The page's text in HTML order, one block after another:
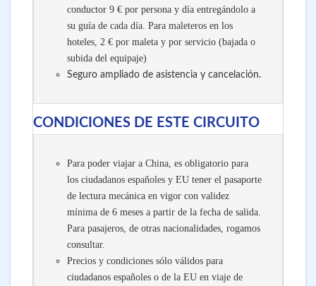
conductor 9 € por persona y día entregándolo a
su guía de cada día. Para maleteros en los
hoteles, 2 € por maleta y por servicio (bajada o
subida del equipaje)
Seguro ampliado de asistencia y cancelación.
CONDICIONES DE ESTE CIRCUITO
Para poder viajar a China, es obligatorio para
los ciudadanos españoles y EU tener el pasaporte
de lectura mecánica en vigor con validez
mínima de 6 meses a partir de la fecha de salida.
Para pasajeros, de otras nacionalidades, rogamos
consultar.
Precios y condiciones sólo válidos para
ciudadanos españoles o de la EU en viaje de